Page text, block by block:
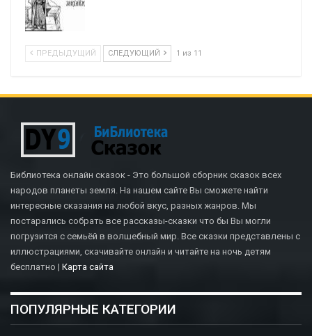
ПРЕДЫДУЩИЙ СЛЕДУЮЩИЙ 1 из 11
Библиотека онлайн сказок - Это большой сборник сказок всех
народов планеты земля. На нашем сайте Вы сможете найти
интересные сказания на любой вкус, разных жанров. Мы
постарались собрать все рассказы-сказки что бы Вы могли
погрузится с семьёй в волшебный мир. Все сказки представлены с
иллюстрациями, скачивайте онлайн и читайте на ночь детям
бесплатно | Карта сайта
ПОПУЛЯРНЫЕ КАТЕГОРИИ